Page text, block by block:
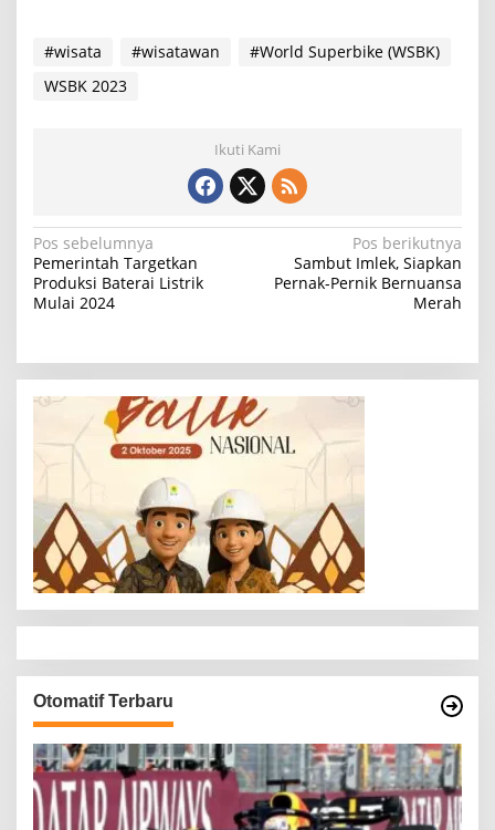
#wisata #wisatawan
#World Superbike (WSBK)
WSBK 2023
Ikuti Kami
N
a
v
g
a
p
o
s
Pos sebelumnya
Pemerintah Targetkan
Produksi Baterai Listrik
Mulai 2024
Pos berikutnya
Sambut Imlek, Siapkan
Pernak-Pernik Bernuansa
Merah
Otomatif Terbaru